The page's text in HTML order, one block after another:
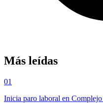
Más leídas
01
Inicia paro laboral en